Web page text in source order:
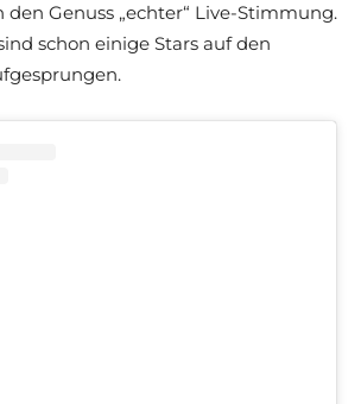
Genuss „echter“ Live-Stimmung.
schon einige Stars auf den